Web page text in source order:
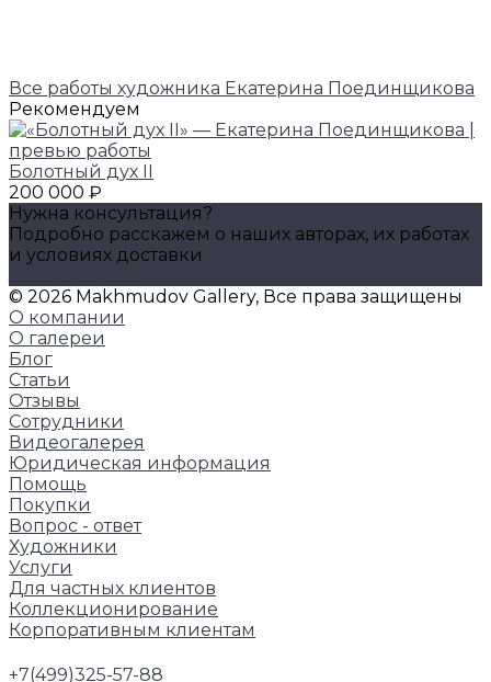
Все работы художника Екатерина Поединщикова
Рекомендуем
Болотный дух II
200 000 ₽
Нужна консультация?
Подробно расскажем о наших авторах, их работах
и условиях доставки
© 2026 Makhmudov Gallery, Все права защищены
О компании
О галереи
Блог
Статьи
Отзывы
Сотрудники
Видеогалерея
Юридическая информация
Помощь
Покупки
Вопрос - ответ
Художники
Услуги
Для частных клиентов
Коллекционирование
Корпоративным клиентам
+7(499)325-57-88